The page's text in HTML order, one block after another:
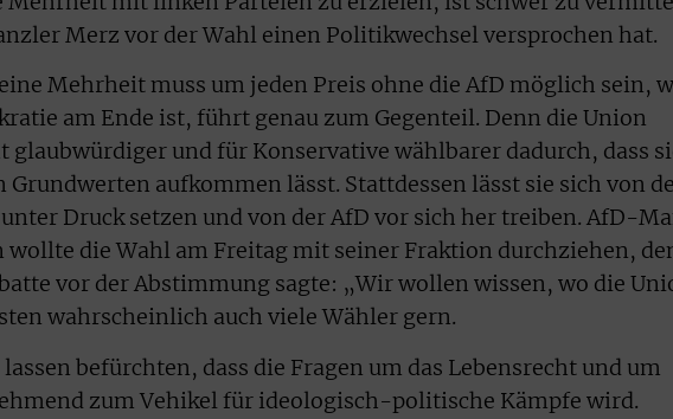
Merz vor der Wahl einen Politikwechsel versprochen hat.
Mehrheit muss um jeden Preis ohne die AfD möglich sein,
am Ende ist, führt genau zum Gegenteil. Denn die Union
glaubwürdiger und für Konservative wählbarer dadurch, dass
Grundwerten aufkommen lässt. Stattdessen lässt sie sich von
Druck setzen und von der AfD vor sich her treiben. AfD-
wollte die Wahl am Freitag mit seiner Fraktion durchziehen,
vor der Abstimmung sagte: „Wir wollen wissen, wo die
wahrscheinlich auch viele Wähler gern.
befürchten, dass die Fragen um das Lebensrecht und um
zum Vehikel für ideologisch-politische Kämpfe wird.